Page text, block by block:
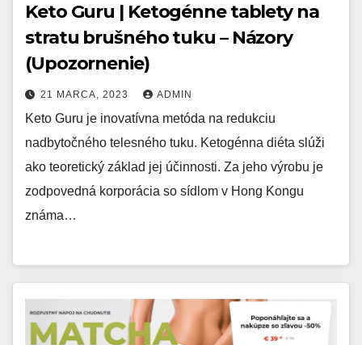
Keto Guru | Ketogénne tablety na
stratu brušného tuku – Názory
(Upozornenie)
21 MARCA, 2023 ADMIN
Keto Guru je inovatívna metóda na redukciu
nadbytočného telesného tuku. Ketogénna diéta slúži
ako teoretický základ jej účinnosti. Za jeho výrobu je
zodpovedná korporácia so sídlom v Hong Kongu
známa…